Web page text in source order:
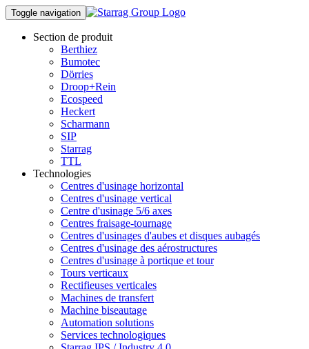
Toggle navigation
Section de produit
Berthiez
Bumotec
Dörries
Droop+Rein
Ecospeed
Heckert
Scharmann
SIP
Starrag
TTL
Technologies
Centres d'usinage horizontal
Centres d'usinage vertical
Centre d'usinage 5/6 axes
Centres fraisage-tournage
Centres d'usinages d'aubes et disques aubagés
Centres d'usinage des aérostructures
Centres d'usinage à portique et tour
Tours verticaux
Rectifieuses verticales
Machines de transfert
Machine biseautage
Automation solutions
Services technologiques